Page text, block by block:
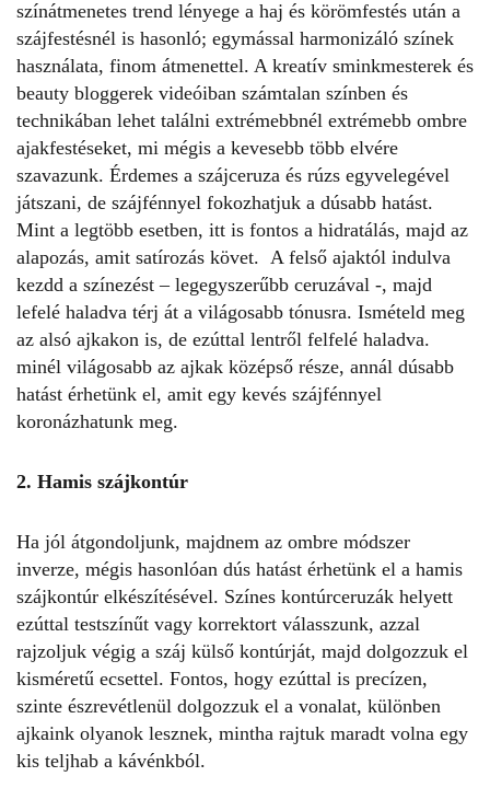
színátmenetes trend lényege a haj és körömfestés után a
szájfestésnél is hasonló; egymással harmonizáló színek
használata, finom átmenettel. A kreatív sminkmesterek és
beauty bloggerek videóiban számtalan színben és
technikában lehet találni extrémebbnél extrémebb ombre
ajakfestéseket, mi mégis a kevesebb több elvére
szavazunk. Érdemes a szájceruza és rúzs egyvelegével
játszani, de szájfénnyel fokozhatjuk a dúsabb hatást.
Mint a legtöbb esetben, itt is fontos a hidratálás, majd az
alapozás, amit satírozás követ. A felső ajaktól indulva
kezdd a színezést – legegyszerűbb ceruzával -, majd
lefelé haladva térj át a világosabb tónusra. Ismételd meg
az alsó ajkakon is, de ezúttal lentről felfelé haladva.
minél világosabb az ajkak középső része, annál dúsabb
hatást érhetünk el, amit egy kevés szájfénnyel
koronázhatunk meg.
2. Hamis szájkontúr
Ha jól átgondoljunk, majdnem az ombre módszer
inverze, mégis hasonlóan dús hatást érhetünk el a hamis
szájkontúr elkészítésével. Színes kontúrceruzák helyett
ezúttal testszínűt vagy korrektort válasszunk, azzal
rajzoljuk végig a száj külső kontúrját, majd dolgozzuk el
kisméretű ecsettel. Fontos, hogy ezúttal is precízen,
szinte észrevétlenül dolgozzuk el a vonalat, különben
ajkaink olyanok lesznek, mintha rajtuk maradt volna egy
kis teljhab a kávénkból.